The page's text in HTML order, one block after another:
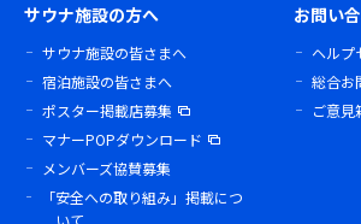
サウナ施設の方へ
サウナ施設の皆さまへ
宿泊施設の皆さまへ
ポスター掲載店募集
マナーPOPダウンロード
メンバーズ協賛募集
「安全への取り組み」掲載につ
いて
お問い
ヘルプ
総合お
ご意見